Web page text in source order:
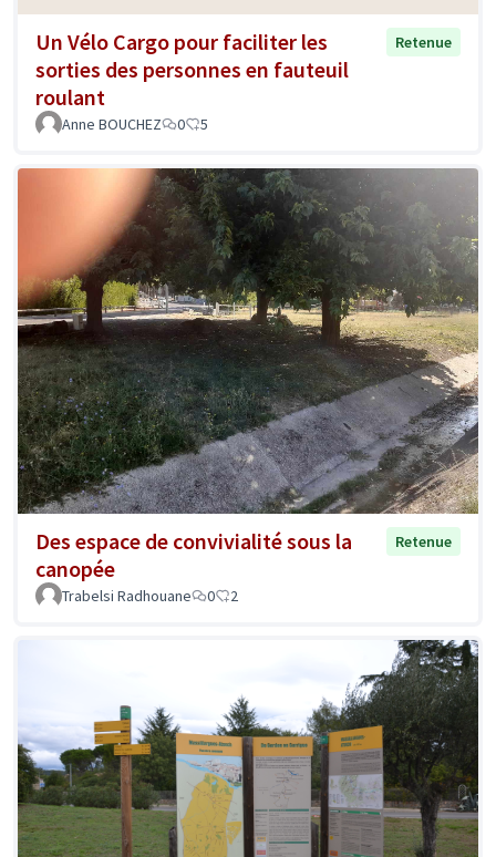
Un Vélo Cargo pour faciliter les
sorties des personnes en fauteuil
roulant
Retenue
Anne BOUCHEZ 0 5
Des espace de convivialité sous la
canopée
Retenue
Trabelsi Radhouane 0 2